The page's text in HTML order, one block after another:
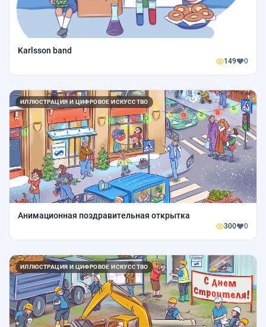
Karlsson band
149 0
ИЛЛЮСТРАЦИЯ И ЦИФРОВОЕ ИСКУССТВО
Анимационная поздравительная открытка
300 0
ИЛЛЮСТРАЦИЯ И ЦИФРОВОЕ ИСКУССТВО